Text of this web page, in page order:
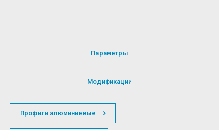
Параметры
Модификации
Профили алюминиевые